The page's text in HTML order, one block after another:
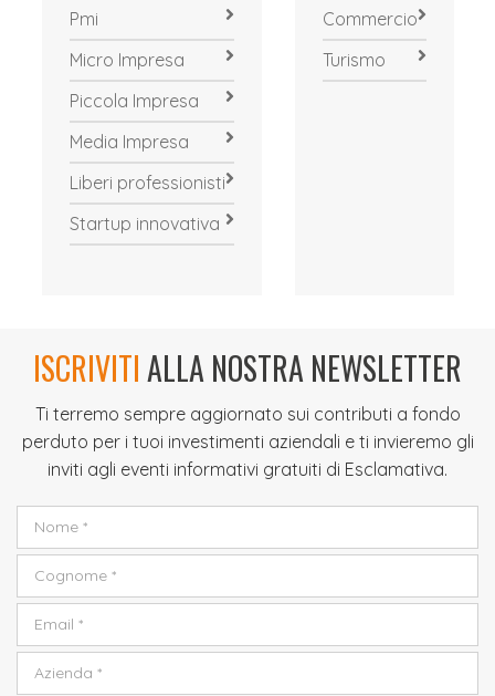
Pmi
Micro Impresa
Piccola Impresa
Media Impresa
Liberi professionisti
Startup innovativa
Commercio
Turismo
ISCRIVITIALLA NOSTRA NEWSLETTER
Ti terremo sempre aggiornato sui contributi a fondo
perduto per i tuoi investimenti aziendali e ti invieremo gli
inviti agli eventi informativi gratuiti di Esclamativa.